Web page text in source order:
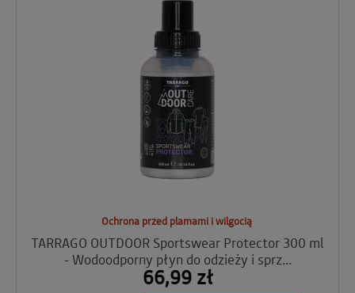
Ochrona przed plamami i wilgocią
TARRAGO OUTDOOR Sportswear Protector 300 ml
- Wodoodporny płyn do odzieży i sprz...
66,99 zł